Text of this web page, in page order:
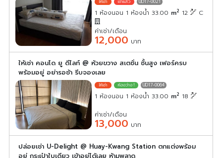
1 ห้องนอน 1 ห้องน้ำ 33.00 m2 12 C
ค่าเช่า/เดือน
12,000 บาท
ให้เช่า คอนโด ยู ดีไลท์ @ ห้วยขวาง สเตชั่น ชั้นสูง เฟอร์ครบ
พร้อมอยู่ อย่ารอช้า รีบจองเลย
UD17-0064
1 ห้องนอน 1 ห้องน้ำ 33.00 m2 18
ค่าเช่า/เดือน
13,000 บาท
ปล่อยเช่า U-Delight @ Huay-Kwang Station ตกแต่งพร้อม
อยู่ กระเป๋าใบเดียว เข้าอยู่ได้เลย ห้ามพลาด